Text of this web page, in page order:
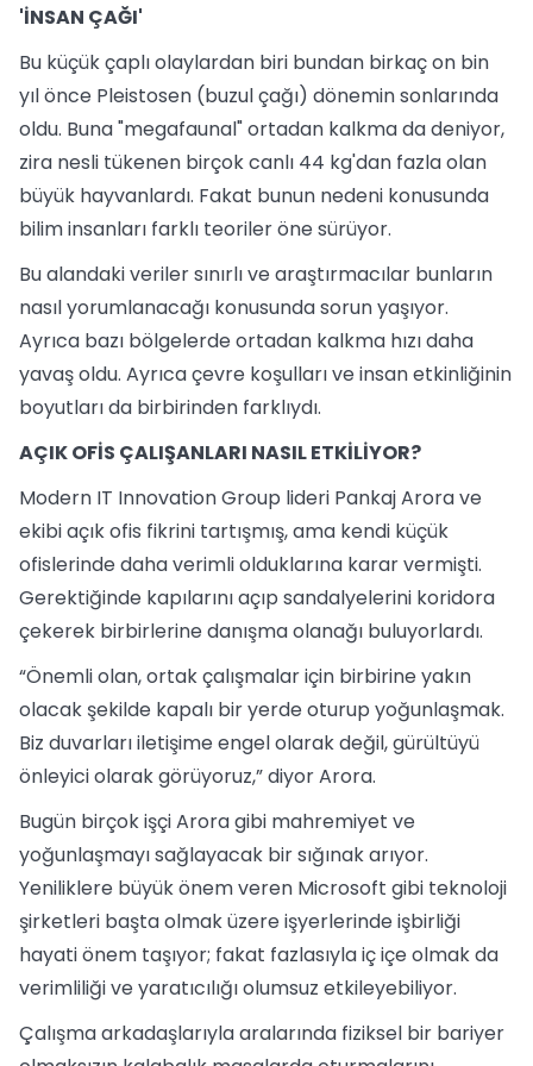
'İNSAN ÇAĞI'
Bu küçük çaplı olaylardan biri bundan birkaç on bin
yıl önce Pleistosen (buzul çağı) dönemin sonlarında
oldu. Buna "megafaunal" ortadan kalkma da deniyor,
zira nesli tükenen birçok canlı 44 kg'dan fazla olan
büyük hayvanlardı. Fakat bunun nedeni konusunda
bilim insanları farklı teoriler öne sürüyor.
Bu alandaki veriler sınırlı ve araştırmacılar bunların
nasıl yorumlanacağı konusunda sorun yaşıyor.
Ayrıca bazı bölgelerde ortadan kalkma hızı daha
yavaş oldu. Ayrıca çevre koşulları ve insan etkinliğinin
boyutları da birbirinden farklıydı.
AÇIK OFİS ÇALIŞANLARI NASIL ETKİLİYOR?
Modern IT Innovation Group lideri Pankaj Arora ve
ekibi açık ofis fikrini tartışmış, ama kendi küçük
ofislerinde daha verimli olduklarına karar vermişti.
Gerektiğinde kapılarını açıp sandalyelerini koridora
çekerek birbirlerine danışma olanağı buluyorlardı.
“Önemli olan, ortak çalışmalar için birbirine yakın
olacak şekilde kapalı bir yerde oturup yoğunlaşmak.
Biz duvarları iletişime engel olarak değil, gürültüyü
önleyici olarak görüyoruz,” diyor Arora.
Bugün birçok işçi Arora gibi mahremiyet ve
yoğunlaşmayı sağlayacak bir sığınak arıyor.
Yeniliklere büyük önem veren Microsoft gibi teknoloji
şirketleri başta olmak üzere işyerlerinde işbirliği
hayati önem taşıyor; fakat fazlasıyla iç içe olmak da
verimliliği ve yaratıcılığı olumsuz etkileyebiliyor.
Çalışma arkadaşlarıyla aralarında fiziksel bir bariyer